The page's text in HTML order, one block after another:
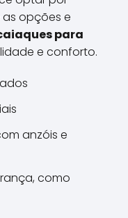
opções e
para
e conforto.
anzóis e
como